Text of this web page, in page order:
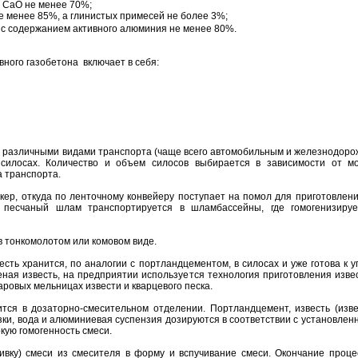
CaO не менее 70%;
менее 85%, а глинистых примесей не более 3%;
содержанием активного алюминия не менее 80%.
газобетона включает в себя:
видами транспорта (чаще всего автомобильным и
Количество и объем силосов выбирается в зависимости от
транспорта.
откуда по ленточному конвейеру поступает на помол для
шлам транспортируется в шламбассейны, где
тонкомолотом или комовом виде.
хранится, по аналогии с портландцементом, в силосах и уже готова к
известь, на предприятии используется технология приготовления
мельницах извести и кварцевого песка.
в дозаторно-смесительном отделении. Портландцемент, известь
вода и алюминиевая суспензия дозируются в соответствии с
гомогенность смеси.
смеси из смесителя в форму и вспучивание смеси. Окончание